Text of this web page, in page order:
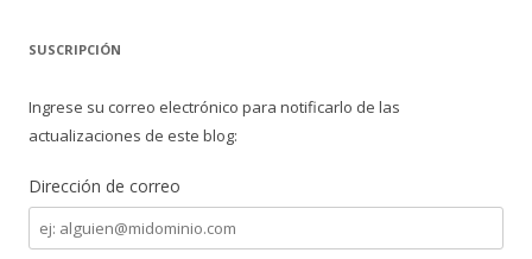
SUSCRIPCIÓN
Ingrese su correo electrónico para notificarlo de las
actualizaciones de este blog:
Dirección de correo
Dirección
de
correo